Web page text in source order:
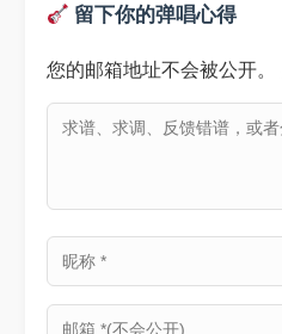
留下你的弹唱心得
您的邮箱地址不会被公开。